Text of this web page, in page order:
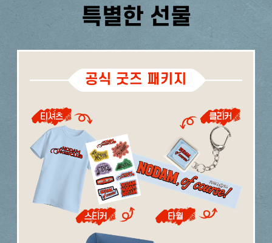
특별한 선물
공식 굿즈 패키지